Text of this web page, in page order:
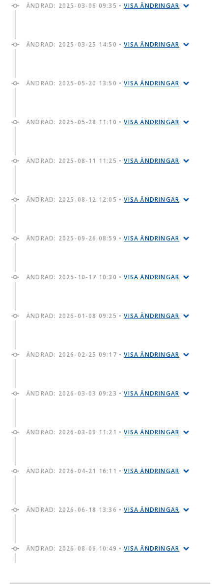
ÄNDRAD: 2025-03-06 09:35 •VISA ÄNDRINGAR
ÄNDRAD: 2025-03-25 14:50 •VISA ÄNDRINGAR
ÄNDRAD: 2025-05-20 13:50 •VISA ÄNDRINGAR
ÄNDRAD: 2025-05-28 11:10 •VISA ÄNDRINGAR
ÄNDRAD: 2025-08-11 11:25 •VISA ÄNDRINGAR
ÄNDRAD: 2025-08-12 12:05 •VISA ÄNDRINGAR
ÄNDRAD: 2025-09-26 08:59 •VISA ÄNDRINGAR
ÄNDRAD: 2025-10-17 10:30 •VISA ÄNDRINGAR
ÄNDRAD: 2026-01-08 09:25 •VISA ÄNDRINGAR
ÄNDRAD: 2026-02-25 09:17 •VISA ÄNDRINGAR
ÄNDRAD: 2026-03-03 09:23 •VISA ÄNDRINGAR
ÄNDRAD: 2026-03-09 11:21 •VISA ÄNDRINGAR
ÄNDRAD: 2026-04-21 16:11 •VISA ÄNDRINGAR
ÄNDRAD: 2026-06-18 13:36 •VISA ÄNDRINGAR
ÄNDRAD: 2026-08-06 10:49 •VISA ÄNDRINGAR